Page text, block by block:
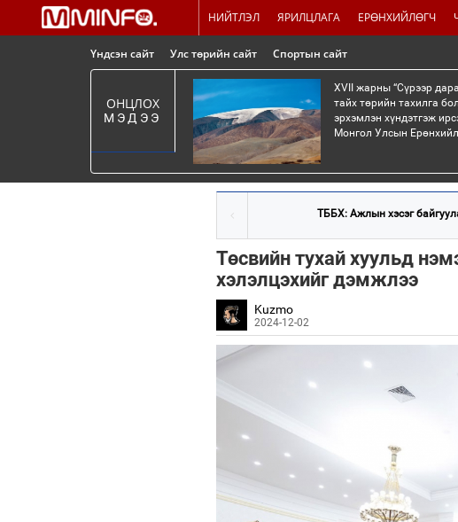
НИЙТЛЭЛ ЯРИЛЦЛАГА ЕРӨНХИЙЛӨГЧ
Үндсэн сайт Улс төрийн сайт Спортын сайт
ОНЦЛОХ
МЭДЭЭ
XVII жарны “Сүрээр
тайх төрийн тахилга
эрхэмлэн хүндэтгэж
Монгол Улсын
ТББХ: Ажлын хэсэг
Төсвийн тухай хуульд
хэлэлцэхийг дэмжлээ
Kuzmo
2024-12-02